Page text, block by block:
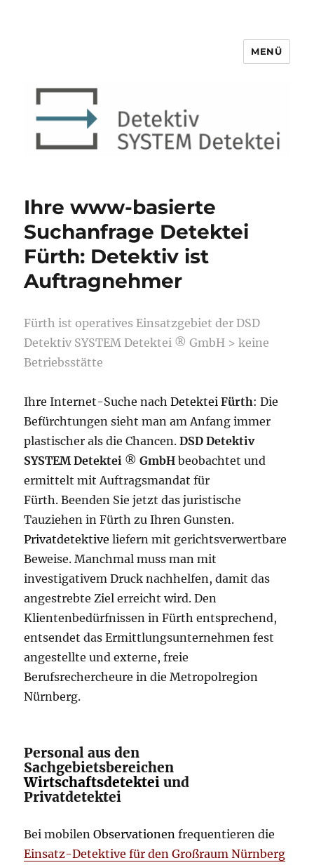
Detektiv SYSTEM Detektei ®
MENÜ
Ihre www-basierte
Suchanfrage Detektei
Fürth: Detektiv ist
Auftragnehmer
Fürth ist operatives Einsatzgebiet der DSD
Detektiv SYSTEM Detektei ® GmbH > keine
Betriebsstätte
Ihre Internet-Suche nachDetektei Fürth: Die
Befürchtungen sieht man am Anfang immer
plastischer als die Chancen.DSD Detektiv
SYSTEM Detektei ®GmbH beobachtet und
ermittelt mit Auftragsmandat für
Fürth. Beenden Sie jetzt das juristische
Tauziehen in Fürth zu Ihren Gunsten.
Privatdetektive liefern mit gerichtsverwertbare
Beweise. Manchmal muss man mit
investigativem Druck nachhelfen, damit das
angestrebte Ziel erreicht wird. Den
Klientenbedürfnissen in Fürth entsprechend,
entsendet das Ermittlungsunternehmen fest
angestellte und externe, freie
Berufsrechercheure in die Metropolregion
Nürnberg.
Personal aus den
Sachgebietsbereichen
Wirtschaftsdetektei und
Privatdetektei
Bei mobilenObservationen frequentieren die
Einsatz-Detektive für den Großraum Nürnberg